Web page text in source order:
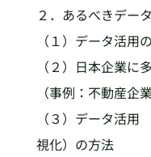
２．あるべきデー
（１）データ活用
（２）日本企業に
（事例：不動産企
（３）データ活用
視化）の方法